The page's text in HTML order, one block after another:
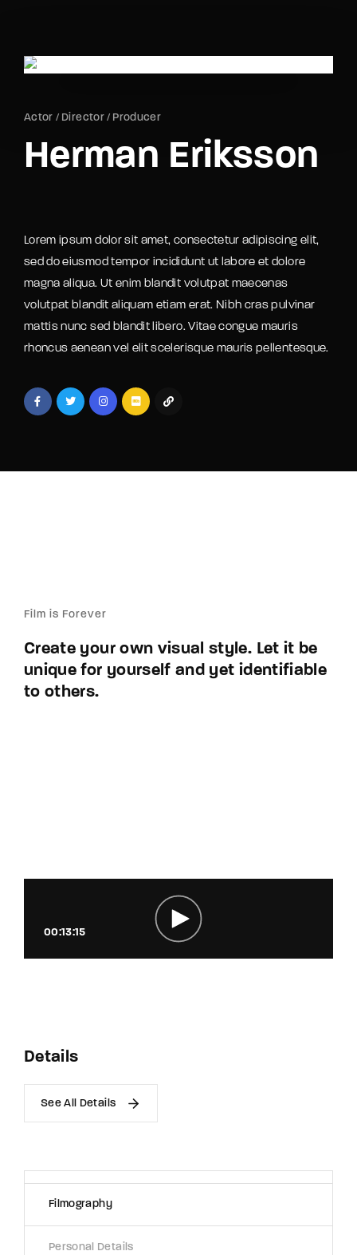
Actor Director Producer
Herman Eriksson
Lorem ipsum dolor sit amet, consectetur adipiscing elit,
sed do eiusmod tempor incididunt ut labore et dolore
magna aliqua. Ut enim blandit volutpat maecenas
volutpat blandit aliquam etiam erat. Nibh cras pulvinar
mattis nunc sed blandit libero. Vitae congue mauris
rhoncus aenean vel elit scelerisque mauris pellentesque.
Film is Forever
Create your own visual style. Let it be
unique for yourself and yet identifiable
to others.
00:13:15
Details
See All Details
Filmography
Personal Details
ESC to close
Login Register
Username or Email Address
By signing in, you agree to